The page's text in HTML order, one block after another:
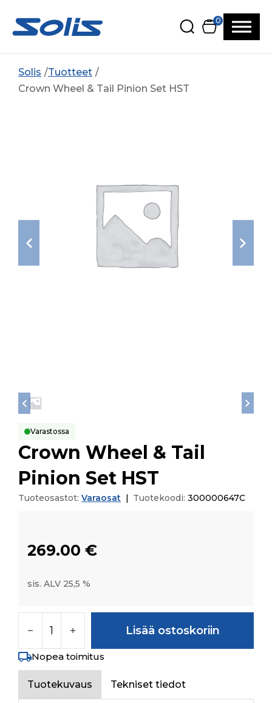
0
Solis
Tuotteet
Crown Wheel & Tail Pinion Set HST
Varastossa
Crown Wheel & Tail
Pinion Set HST
Tuoteosastot: Varaosat Tuotekoodi: 300000647C
269.00 €
sis. ALV 25,5 %
Lisää ostoskoriin
Nopea toimitus
Tuotekuvaus Tekniset tiedot